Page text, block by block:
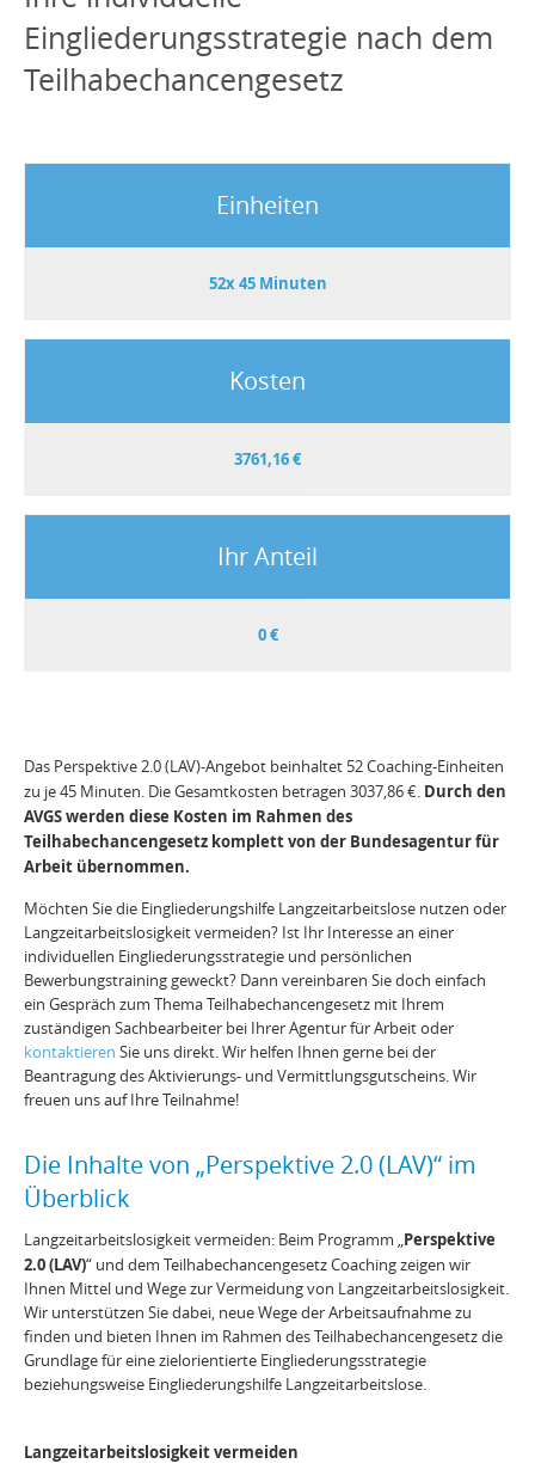
Eingliederungsstrategie nach dem
Teilhabechancengesetz
Einheiten
52x 45 Minuten
Kosten
3761,16 €
Ihr Anteil
0 €
Das Perspektive 2.0 (LAV)-Angebot beinhaltet 52 Coaching-Einheiten
zu je 45 Minuten. Die Gesamtkosten betragen 3037,86 €. Durch den
AVGS werden diese Kosten im Rahmen des
Teilhabechancengesetz komplett von der Bundesagentur für
Arbeit übernommen.
Möchten Sie die Eingliederungshilfe Langzeitarbeitslose nutzen oder
Langzeitarbeitslosigkeit vermeiden? Ist Ihr Interesse an einer
individuellen Eingliederungsstrategie und persönlichen
Bewerbungstraining geweckt? Dann vereinbaren Sie doch einfach
ein Gespräch zum Thema Teilhabechancengesetz mit Ihrem
zuständigen Sachbearbeiter bei Ihrer Agentur für Arbeit oder
kontaktieren Sie uns direkt. Wir helfen Ihnen gerne bei der
Beantragung des Aktivierungs- und Vermittlungsgutscheins. Wir
freuen uns auf Ihre Teilnahme!
Die Inhalte von „Perspektive 2.0 (LAV)“ im
Überblick
Langzeitarbeitslosigkeit vermeiden: Beim Programm „Perspektive
2.0 (LAV)“ und dem Teilhabechancengesetz Coaching zeigen wir
Ihnen Mittel und Wege zur Vermeidung von Langzeitarbeitslosigkeit.
Wir unterstützen Sie dabei, neue Wege der Arbeitsaufnahme zu
finden und bieten Ihnen im Rahmen des Teilhabechancengesetz die
Grundlage für eine zielorientierte Eingliederungsstrategie
beziehungsweise Eingliederungshilfe Langzeitarbeitslose.
Langzeitarbeitslosigkeit vermeiden